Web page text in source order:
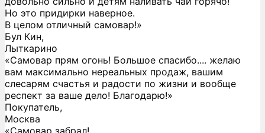
Но это придирки наверное.
В целом отличный самовар!»
Бул Кин,
Лыткарино
«Самовар прям огонь! Большое спасибо.... желаю
вам максимально нереальных продаж, вашим
слесарям счастья и радости по жизни и вообще
респект за ваше дело! Благодарю!»
Покупатель,
Москва
«Самовар забрал!